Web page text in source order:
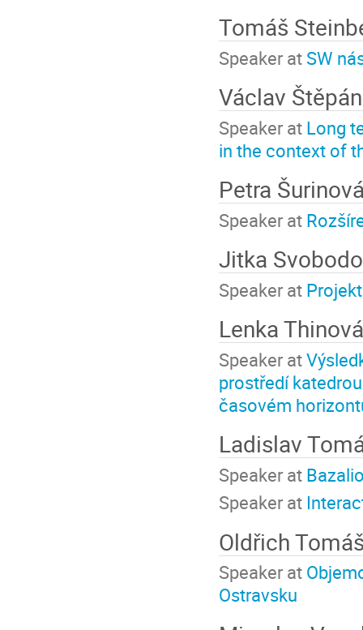
Tomáš
Speaker at SW
Václav
Speaker at Long
in the context of
Petra
Speaker at
Jitka
Speaker at
Lenka
Speaker at
prostředí
časovém
Ladislav
Speaker at
Speaker at
Oldřich
Speaker at
Ostravsku